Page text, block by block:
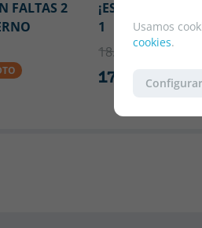
Usamos
cookies.
FALTAS 2
¡ESCRIBO SIN
1
18.30 €
17.39 €